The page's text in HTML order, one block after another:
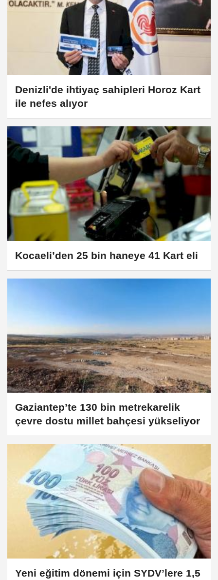
Denizli'de ihtiyaç sahipleri Horoz Kart
ile nefes alıyor
Kocaeli’den 25 bin haneye 41 Kart eli
Gaziantep’te 130 bin metrekarelik
çevre dostu millet bahçesi yükseliyor
Yeni eğitim dönemi için SYDV’lere 1,5